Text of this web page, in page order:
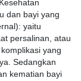
dan bayi yang
yaitu
persalinan, atau
yang
Sedangkan
kematian bayi